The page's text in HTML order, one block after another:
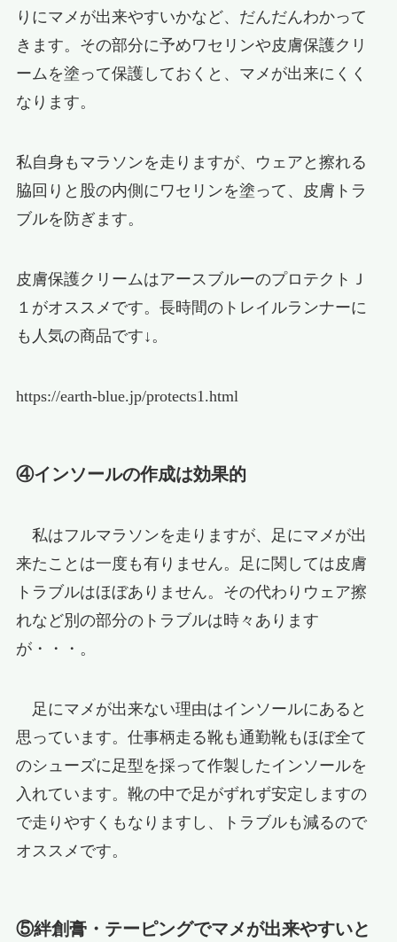
りにマメが出来やすいかなど、だんだんわかって
きます。その部分に予めワセリンや皮膚保護クリ
ームを塗って保護しておくと、マメが出来にくく
なります。
私自身もマラソンを走りますが、ウェアと擦れる
脇回りと股の内側にワセリンを塗って、皮膚トラ
ブルを防ぎます。
皮膚保護クリームはアースブルーのプロテクトＪ
１がオススメです。長時間のトレイルランナーに
も人気の商品です↓。
https://earth-blue.jp/protects1.html
④インソールの作成は効果的
私はフルマラソンを走りますが、足にマメが出
来たことは一度も有りません。足に関しては皮膚
トラブルはほぼありません。その代わりウェア擦
れなど別の部分のトラブルは時々あります
が・・・。
足にマメが出来ない理由はインソールにあると
思っています。仕事柄走る靴も通勤靴もほぼ全て
のシューズに足型を採って作製したインソールを
入れています。靴の中で足がずれず安定しますの
で走りやすくもなりますし、トラブルも減るので
オススメです。
⑤絆創膏・テーピングでマメが出来やすいと